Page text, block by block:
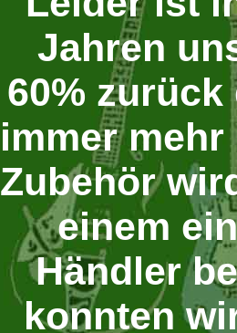
Jahren
60% zurück
immer
Zubehör
einem
Händler
konnten